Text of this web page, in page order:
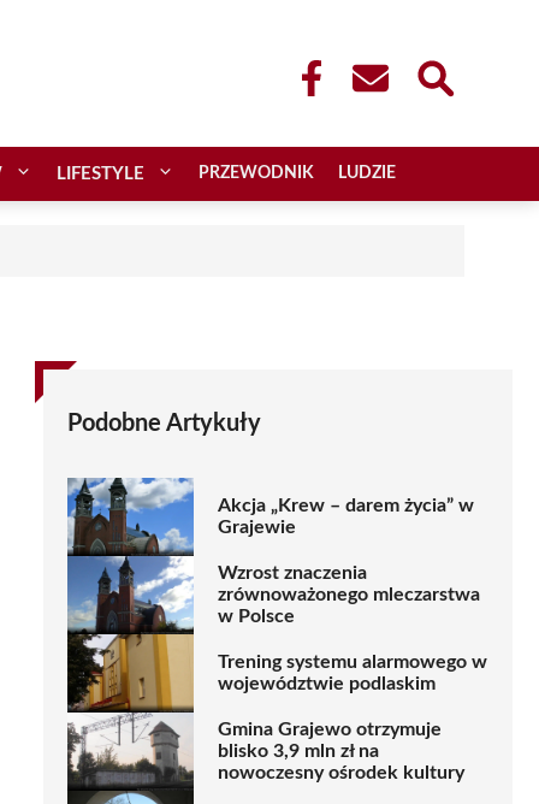
LIFESTYLE PRZEWODNIK LUDZIE
Podobne Artykuły
Akcja „Krew – darem życia” w
Grajewie
Wzrost znaczenia
zrównoważonego mleczarstwa
w Polsce
Trening systemu alarmowego w
województwie podlaskim
Gmina Grajewo otrzymuje
blisko 3,9 mln zł na
nowoczesny ośrodek kultury